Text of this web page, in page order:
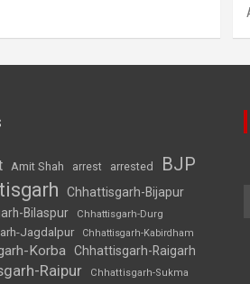
Amit Shah arrest arrested BJP
Chhattisgarh-Bijapur
Bilaspur
Chhattisgarh-Durg
Jagdalpur Chhattisgarh-Kabirdham
Korba Chhattisgarh-Raigarh
Raipur
Chhattisgarh-Sukma